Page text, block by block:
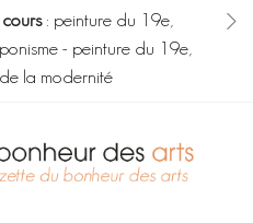
: peinture du 19e,
- peinture du 19e,
la modernité